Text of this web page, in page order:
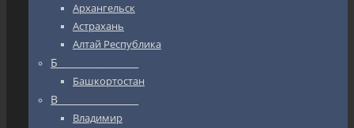
Архангельск
Астрахань
Алтай Республика
Б_________________
Башкортостан
В_________________
Владимир